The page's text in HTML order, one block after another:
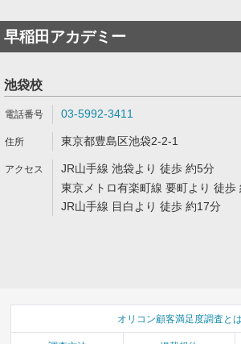
早稲田アカデミー
池袋校
03-5992-3411
東京都豊島区池袋2-2-1
JR山手線 池袋より 徒歩 約5分
東京メトロ有楽町線 要町より 徒歩
JR山手線 目白より 徒歩 約17分
オリコン顧客満足度調査とは